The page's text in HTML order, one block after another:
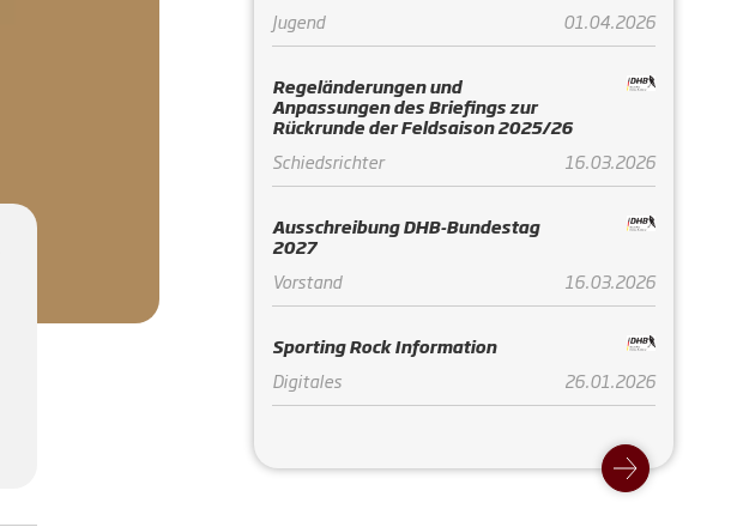
Jugend
01.04.2026
Regeländerungen und
Anpassungen des Briefings zur
Rückrunde der Feldsaison 2025/26
Schiedsrichter
16.03.2026
Ausschreibung DHB-Bundestag
2027
Vorstand
16.03.2026
Sporting Rock Information
Digitales
26.01.2026